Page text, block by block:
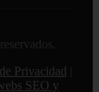
Privacidad
SEO y